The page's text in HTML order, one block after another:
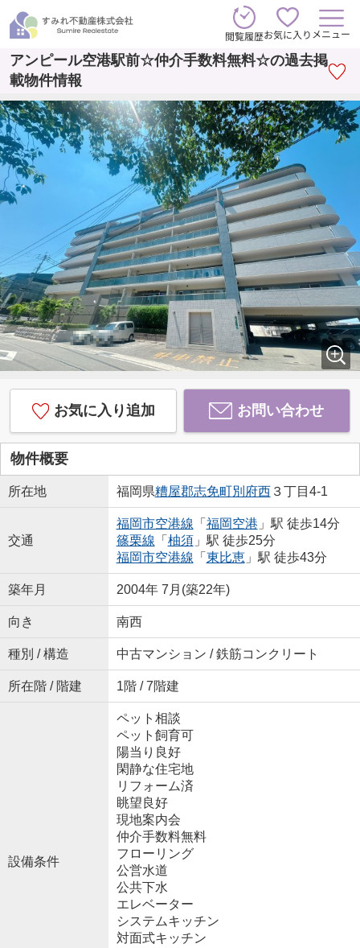
閲覧履歴お気に入り メニュー
アンピール空港駅前☆仲介手数料無料☆の過去掲
載物件情報
お気に入り追加 お問い合わせ
物件概要
所在地 福岡県糟屋郡志免町別府西３丁目4-1
交通
福岡市空港線 「 福岡空港 」駅 徒歩14分
篠栗線 「 柚須」駅 徒歩25分
福岡市空港線 「 東比恵」駅 徒歩43分
築年月 2004年 7月(築22年)
向き 南西
種別 / 構造 中古マンション / 鉄筋コンクリート
所在階 / 階建 1階 / 7階建
設備条件
ペット相談
ペット飼育可
陽当り良好
閑静な住宅地
リフォーム済
眺望良好
現地案内会
仲介手数料無料
フローリング
公営水道
公共下水
エレベーター
システムキッチン
対面式キッチン